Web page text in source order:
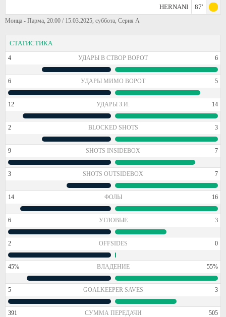
HERNANI
87'
Монца - Парма, 20:00 / 15.03.2025, суббота, Серия А
СТАТИСТИКА
4 УДАРЫ В СТВОР ВОРОТ 6
6 УДАРЫ МИМО ВОРОТ 5
12 УДАРЫ З.И. 14
2 BLOCKED SHOTS 3
9 SHOTS INSIDEBOX 7
3 SHOTS OUTSIDEBOX 7
14 ФОЛЫ 16
6 УГЛОВЫЕ 3
2 OFFSIDES 0
45% ВЛАДЕНИЕ 55%
5 GOALKEEPER SAVES 3
391 СУММА ПЕРЕДАЧИ 505